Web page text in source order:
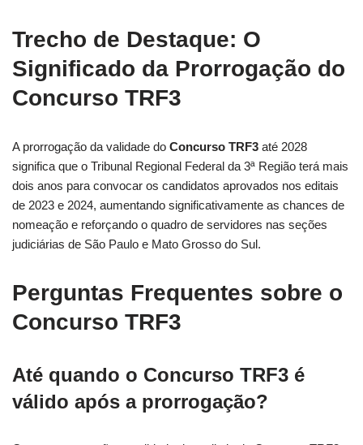
Trecho de Destaque: O
Significado da Prorrogação do
Concurso TRF3
A prorrogação da validade do Concurso TRF3 até 2028
significa que o Tribunal Regional Federal da 3ª Região terá mais
dois anos para convocar os candidatos aprovados nos editais
de 2023 e 2024, aumentando significativamente as chances de
nomeação e reforçando o quadro de servidores nas seções
judiciárias de São Paulo e Mato Grosso do Sul.
Perguntas Frequentes sobre o
Concurso TRF3
Até quando o Concurso TRF3 é
válido após a prorrogação?